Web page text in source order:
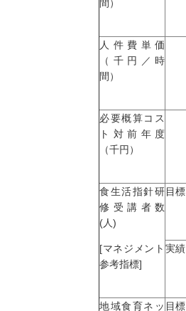
間）
人件費単価
（千円／時
間）
必要概算コス
ト対前年度
（千円）
食生活指針研
修受講者数
(人)
[マネジメント
参考指標]
目標
実績
地域食育ネッ 目標